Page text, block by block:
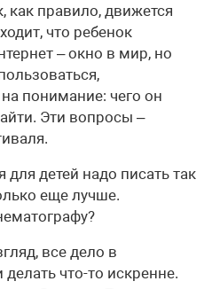
правило, движется
что ребенок
– окно в мир, но
понимание: чего он
Эти вопросы –
для детей надо писать так
еще лучше.
все дело в
что-то искренне.